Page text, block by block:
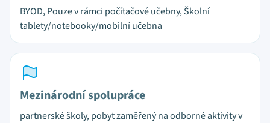
BYOD, Pouze v rámci počítačové učebny, Školní
tablety/notebooky/mobilní učebna
Mezinárodní spolupráce
partnerské školy, pobyt zaměřený na odborné aktivity v